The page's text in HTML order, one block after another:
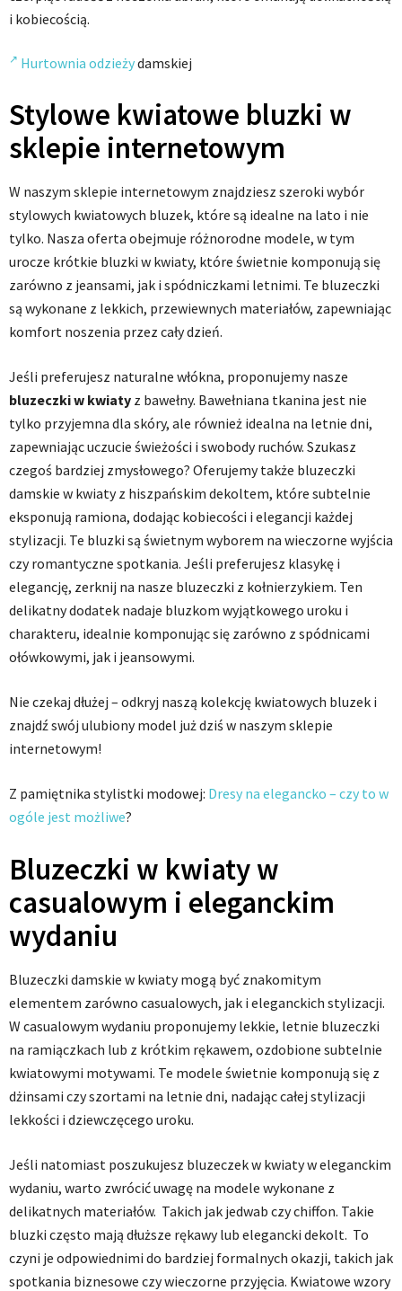
i kobiecością.
Hurtownia odzieżydamskiej
Stylowe kwiatowe bluzki w
sklepie internetowym
W naszym sklepie internetowym znajdziesz szeroki wybór
stylowych kwiatowych bluzek, które są idealne na lato i nie
tylko. Nasza oferta obejmuje różnorodne modele, w tym
urocze krótkie bluzki w kwiaty, które świetnie komponują się
zarówno z jeansami, jak i spódniczkami letnimi. Te bluzeczki
są wykonane z lekkich, przewiewnych materiałów, zapewniając
komfort noszenia przez cały dzień.
Jeśli preferujesz naturalne włókna, proponujemy nasze
bluzeczki w kwiaty z bawełny. Bawełniana tkanina jest nie
tylko przyjemna dla skóry, ale również idealna na letnie dni,
zapewniając uczucie świeżości i swobody ruchów. Szukasz
czegoś bardziej zmysłowego? Oferujemy także bluzeczki
damskie w kwiaty z hiszpańskim dekoltem, które subtelnie
eksponują ramiona, dodając kobiecości i elegancji każdej
stylizacji. Te bluzki są świetnym wyborem na wieczorne wyjścia
czy romantyczne spotkania. Jeśli preferujesz klasykę i
elegancję, zerknij na nasze bluzeczki z kołnierzykiem. Ten
delikatny dodatek nadaje bluzkom wyjątkowego uroku i
charakteru, idealnie komponując się zarówno z spódnicami
ołówkowymi, jak i jeansowymi.
Nie czekaj dłużej – odkryj naszą kolekcję kwiatowych bluzek i
znajdź swój ulubiony model już dziś w naszym sklepie
internetowym!
Z pamiętnika stylistki modowej: Dresy na elegancko – czy to w
ogóle jest możliwe?
Bluzeczki w kwiaty w
casualowym i eleganckim
wydaniu
Bluzeczki damskie w kwiaty mogą być znakomitym
elementem zarówno casualowych, jak i eleganckich stylizacji.
W casualowym wydaniu proponujemy lekkie, letnie bluzeczki
na ramiączkach lub z krótkim rękawem, ozdobione subtelnie
kwiatowymi motywami. Te modele świetnie komponują się z
dżinsami czy szortami na letnie dni, nadając całej stylizacji
lekkości i dziewczęcego uroku.
Jeśli natomiast poszukujesz bluzeczek w kwiaty w eleganckim
wydaniu, warto zwrócić uwagę na modele wykonane z
delikatnych materiałów. Takich jak jedwab czy chiffon. Takie
bluzki często mają dłuższe rękawy lub elegancki dekolt. To
czyni je odpowiednimi do bardziej formalnych okazji, takich jak
spotkania biznesowe czy wieczorne przyjęcia. Kwiatowe wzory